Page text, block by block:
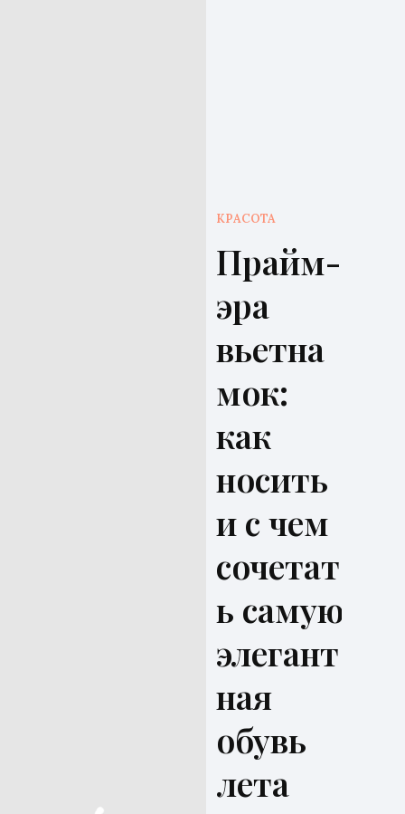
Главная
Избранное
Тренды
Красота
Образ
жизни
КРАСОТА
Прайм-
эра
вьетна
мок:
как
носить
и с чем
сочетат
ь самую
элегант
ная
обувь
лета